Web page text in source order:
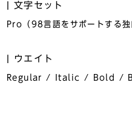
文字セット
Pro（98言語をサポートする独
ウエイト
Regular / Italic / Bold /